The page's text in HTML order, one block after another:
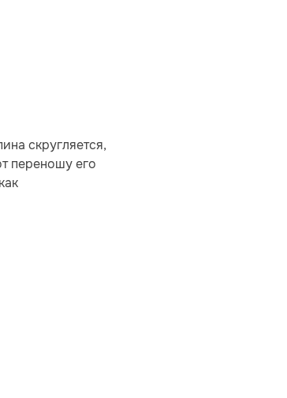
скругляется,
переношу его